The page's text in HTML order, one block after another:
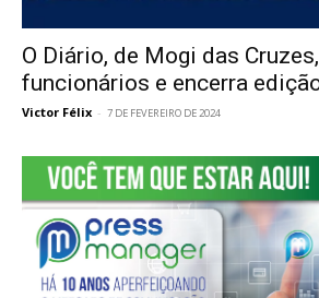
O Diário, de Mogi das
funcionários e encerra
Victor Félix - 7 DE FEVEREIRO DE 2024